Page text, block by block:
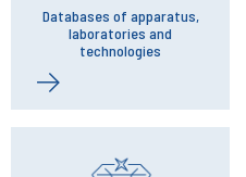
Databases of apparatus,
laboratories and
technologies